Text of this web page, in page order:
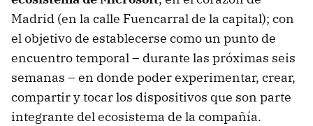
Madrid (en la calle Fuencarral de la capital); con
el objetivo de establecerse como un punto de
encuentro temporal – durante las próximas seis
semanas – en donde poder experimentar, crear,
compartir y tocar los dispositivos que son parte
integrante del ecosistema de la compañía.